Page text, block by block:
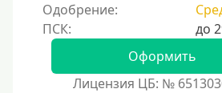
Одобрение:
Оформить
Лицензия ЦБ: №